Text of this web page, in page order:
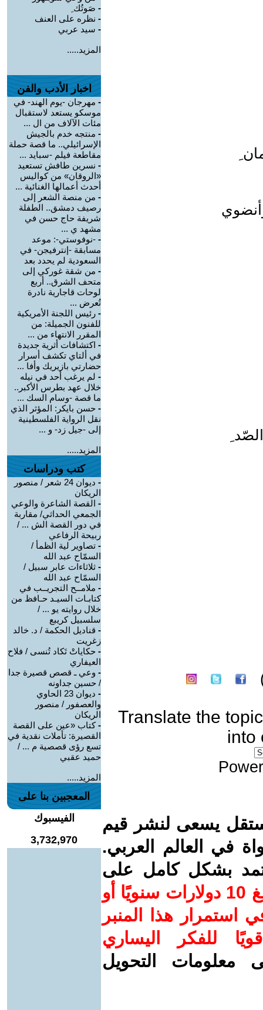
Translate the topic
into
يسعى لنشر قيم
في العالم العربي.
بشكل كامل على
ساهم/ي معنا! بدعمكم بمبلغ 10 دولارات سنويًا أو
استمرار هذا المنبر
للفكر اليساري
معلومات التحويل
- صَوتُك ِ
- نظره على العنف
- سيد عربي
المزيد.....
اخبار الأدب والفن
- مهرجان -يوم الهند- في
موسكو يستعد لاستقبال
مئات الآلاف من ال ...
- منتجه خدم بالجيش
الإسرائيلي.. ما قصة حملة
مقاطعة فيلم -سبايد ...
- نسرين طافش تستعيد
«الروقان» من كواليس
أحدث أعمالها الغنائية ...
- من منصة الشعر إلى
رصيف دمشق.. الطفلة
شريفة حاج حسن في
مشهد ي ...
- -نوفوستي-: موعد
مسابقة -إنترفيجن- في
السعودية لم يحدد بعد
- من شقة غوركي إلى
متحف الشرق.. أربع
لوحات قاجارية نادرة
تُعرض ...
- رئيس اللجنة الأمريكية
للفنون الجميلة: من
المقرر الانتهاء من ...
- اكتشافات أثرية جديدة
في ألتاي تكشف أسرار
حضارتي بازيريك وأفا ...
- لم يرغب أحد في نيله
خلال عهد بطرس الأكبر..
ما قصة -وسام السك ...
- حسن بايكر: المؤثر الذي
نقل الرواية الفلسطينية
إلى -جيل زد- و ...
المزيد.....
كتب ودراسات
-
ديوان 24 شعر / منصور
الريكان
- القصة الشاعرة والوعي
الجمعي الحداثي/ مقاربة
في دور القصة الش ... /
ربيحة الرفاعي
- تصاوير لية الظمأ /
السمّاح عبد الله
- ثلاثاءات عابر سبيل /
السمّاح عبد الله
- ملامــح التجريــب في
كتابـات السيـد حـافظ من
خلال روايته يو ... /
سلسبيل كريبع
- قناديل الحكمة / د. خالد
زغريت
- حكاياتْ تَكاد تُنسى / فلاح
العيفاري
- وعي ـ قصص قصيرة جدا
/ حسين جداونه
-
ديوان 23 الحاوي
والعصفور / منصور
الريكان
-كتاب «عين على القصة
القصيرة: تأملات نقدية في
تسع رؤى قصصية م ... /
حميد عقبي
المزيد.....
المعجبين بنا على
الفيسبوك
3,732,970